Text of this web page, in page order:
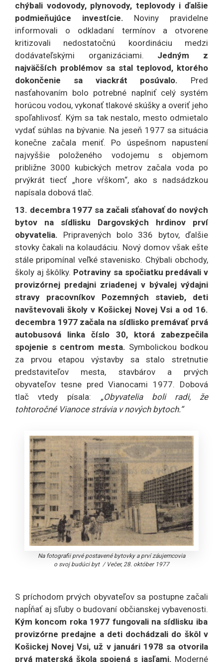
chýbali vodovody, plynovody, teplovody i ďalšie
podmieňujúce investície. Noviny pravidelne
informovali o odkladaní termínov a otvorene
kritizovali nedostatočnú koordináciu medzi
dodávateľskými organizáciami. Jedným z
najväčších problémov sa stal teplovod, ktorého
dokončenie sa viackrát posúvalo. Pred
nasťahovaním bolo potrebné naplniť celý systém
horúcou vodou, vykonať tlakové skúšky a overiť jeho
spoľahlivosť. Kým sa tak nestalo, mesto odmietalo
vydať súhlas na bývanie. Na jeseň 1977 sa situácia
konečne začala meniť. Po úspešnom napustení
najvyššie položeného vodojemu s objemom
približne 3000 kubických metrov začala voda po
prvýkrát tiecť „hore vŕškom“, ako s nadsádzkou
napísala dobová tlač.
13. decembra 1977 sa začali sťahovať do nových
bytov na sídlisku Dargovských hrdinov prví
obyvatelia. Pripravených bolo 336 bytov, ďalšie
stovky čakali na kolaudáciu. Nový domov však ešte
stále pripomínal veľké stavenisko. Chýbali obchody,
školy aj škôlky. Potraviny sa spočiatku predávali v
provizórnej predajni zriadenej v bývalej výdajni
stravy pracovníkov Pozemných stavieb, deti
navštevovali školy v Košickej Novej Vsi a od 16.
decembra 1977 začala na sídlisko premávať prvá
autobusová linka číslo 30, ktorá zabezpečila
spojenie s centrom mesta. Symbolickou bodkou
za prvou etapou výstavby sa stalo stretnutie
predstaviteľov mesta, stavbárov a prvých
obyvateľov tesne pred Vianocami 1977. Dobová
tlač vtedy písala: „Obyvatelia boli radi, že
tohtoročné Vianoce strávia v nových bytoch.“
Na fotografii prvé postavené bytovky a prví záujemcovia
o svoj budúci byt / Večer, 28. október 1977
S príchodom prvých obyvateľov sa postupne začali
napĺňať aj sľuby o budovaní občianskej vybavenosti.
Kým koncom roka 1977 fungovali na sídlisku iba
provizórne predajne a deti dochádzali do škôl v
Košickej Novej Vsi, už v januári 1978 sa otvorila
prvá materská škola spojená s jasľami. Moderné